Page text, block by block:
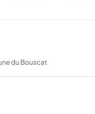
du Bouscat